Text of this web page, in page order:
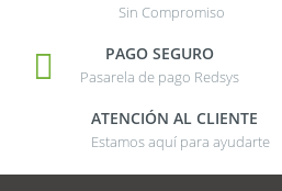
Sin Compromiso
PAGO SEGURO
Pasarela de pago Redsys
ATENCIÓN AL CLIENTE
Estamos aquí para ayudarte